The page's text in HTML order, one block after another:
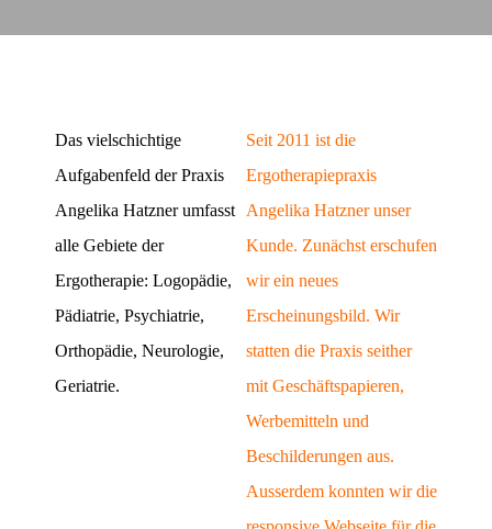
Das vielschichtige
Aufgabenfeld der Praxis
Angelika Hatzner umfasst
alle Gebiete der
Ergotherapie: Logopädie,
Pädiatrie, Psychiatrie,
Orthopädie, Neurologie,
Geriatrie.
Seit 2011 ist die
Ergotherapiepraxis
Angelika Hatzner unser
Kunde. Zunächst erschufen
wir ein neues
Erscheinungsbild. Wir
statten die Praxis seither
mit Geschäftspapieren,
Werbemitteln und
Beschilderungen aus.
Ausserdem konnten wir die